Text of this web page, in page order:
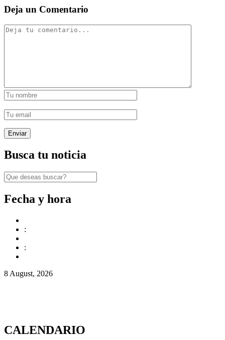
Deja un Comentario
Busca tu noticia
Fecha y hora
:
:
8 August, 2026
CALENDARIO